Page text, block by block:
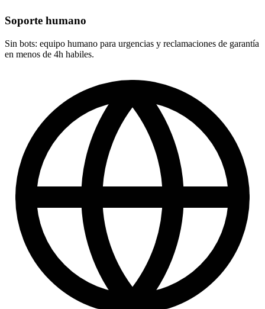
Soporte humano
Sin bots: equipo humano para urgencias y reclamaciones de garantía
en menos de 4h habiles.